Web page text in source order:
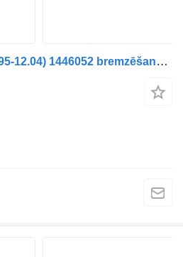
SAND 4-series 114 (01.95-12.04) 1446052 bremzēšanas kamera paredzēts Scania 4-series (1995-2006) vilcēja